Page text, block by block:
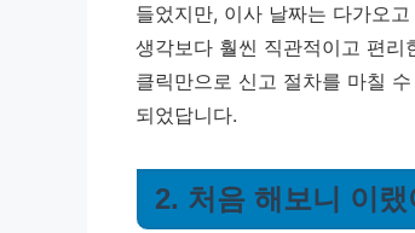
들었지만, 이사 날짜는 다가오
생각보다 훨씬 직관적이고 편리
클릭만으로 신고 절차를 마칠
되었답니다.
2. 처음 해보니 이랬